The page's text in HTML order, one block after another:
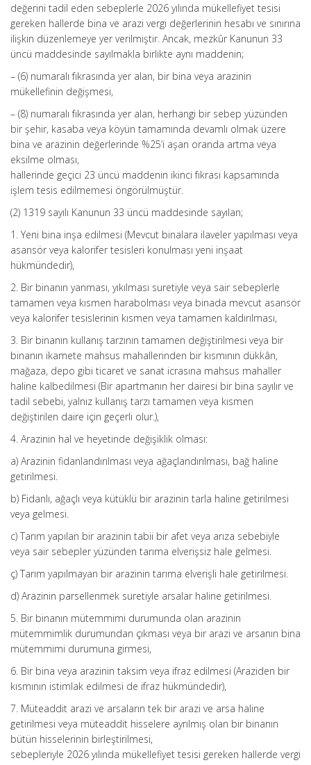
değerini tadil eden sebeplerle 2026 yılında mükellefiyet tesisi
gereken hallerde bina ve arazi vergi değerlerinin hesabı ve sınırına
ilişkin düzenlemeye yer verilmiştir. Ancak, mezkûr Kanunun 33
üncü maddesinde sayılmakla birlikte aynı maddenin;
– (6) numaralı fıkrasında yer alan, bir bina veya arazinin
mükellefinin değişmesi,
– (8) numaralı fıkrasında yer alan, herhangi bir sebep yüzünden
bir şehir, kasaba veya köyün tamamında devamlı olmak üzere
bina ve arazinin değerlerinde %25’i aşan oranda artma veya
eksilme olması,
hallerinde geçici 23 üncü maddenin ikinci fıkrası kapsamında
işlem tesis edilmemesi öngörülmüştür.
(2) 1319 sayılı Kanunun 33 üncü maddesinde sayılan;
1. Yeni bina inşa edilmesi (Mevcut binalara ilaveler yapılması veya
asansör veya kalorifer tesisleri konulması yeni inşaat
hükmündedir),
2. Bir binanın yanması, yıkılması suretiyle veya sair sebeplerle
tamamen veya kısmen harabolması veya binada mevcut asansör
veya kalorifer tesislerinin kısmen veya tamamen kaldırılması,
3. Bir binanın kullanış tarzının tamamen değiştirilmesi veya bir
binanın ikamete mahsus mahallerinden bir kısmının dükkân,
mağaza, depo gibi ticaret ve sanat icrasına mahsus mahaller
haline kalbedilmesi (Bir apartmanın her dairesi bir bina sayılır ve
tadil sebebi, yalnız kullanış tarzı tamamen veya kısmen
değiştirilen daire için geçerli olur.),
4. Arazinin hal ve heyetinde değişiklik olması:
a) Arazinin fidanlandırılması veya ağaçlandırılması, bağ haline
getirilmesi.
b) Fidanlı, ağaçlı veya kütüklü bir arazinin tarla haline getirilmesi
veya gelmesi.
c) Tarım yapılan bir arazinin tabii bir afet veya arıza sebebiyle
veya sair sebepler yüzünden tarıma elverişsiz hale gelmesi.
ç) Tarım yapılmayan bir arazinin tarıma elverişli hale getirilmesi.
d) Arazinin parsellenmek suretiyle arsalar haline getirilmesi.
5. Bir binanın mütemmimi durumunda olan arazinin
mütemmimlik durumundan çıkması veya bir arazi ve arsanın bina
mütemmimi durumuna girmesi,
6. Bir bina veya arazinin taksim veya ifraz edilmesi (Araziden bir
kısmının istimlak edilmesi de ifraz hükmündedir),
7. Müteaddit arazi ve arsaların tek bir arazi ve arsa haline
getirilmesi veya müteaddit hisselere ayrılmış olan bir binanın
bütün hisselerinin birleştirilmesi,
sebepleriyle 2026 yılında mükellefiyet tesisi gereken hallerde vergi